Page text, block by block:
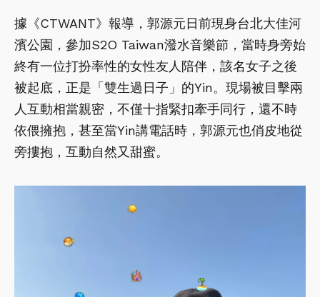
據《CTWANT》報導，郭源元日前現身台北大佳河
濱公園，參加S2O Taiwan潑水音樂節，當時身旁始
終有一位打扮率性的女性友人陪伴，該名女子之後
被起底，正是「雙生過日子」的Yin。現場被目擊兩
人互動相當親密，不僅十指緊扣牽手同行，還不時
依偎擁抱，甚至當Yin講電話時，郭源元也俏皮地從
旁摟抱，互動自然又甜蜜。